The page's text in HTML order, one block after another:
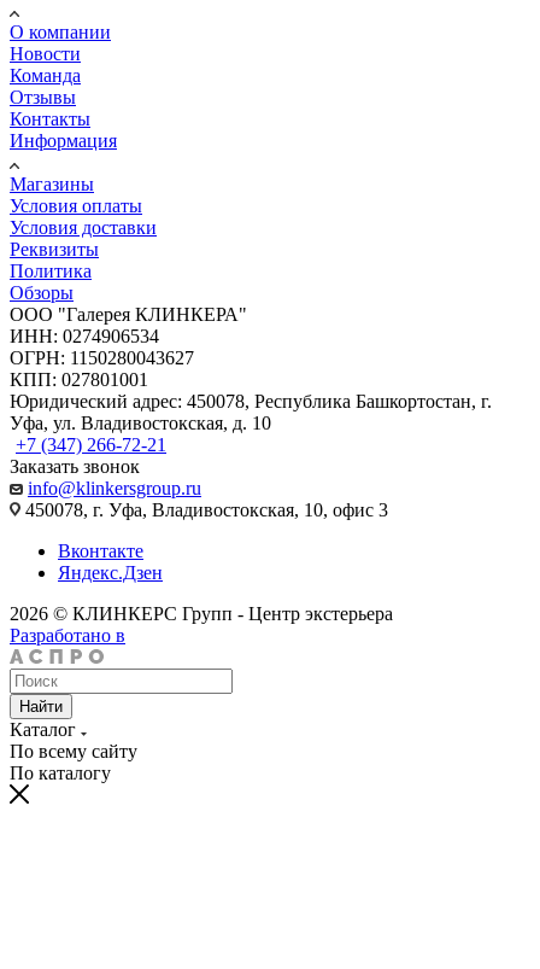
О компании
Новости
Команда
Отзывы
Контакты
Информация
Магазины
Условия оплаты
Условия доставки
Реквизиты
Политика
Обзоры
ООО "Галерея КЛИНКЕРА"
ИНН: 0274906534
ОГРН: 1150280043627
КПП: 027801001
Юридический адрес: 450078, Республика Башкортостан, г.
Уфа, ул. Владивостокская, д. 10
+7 (347) 266-72-21
Заказать звонок
info@klinkersgroup.ru
450078, г. Уфа, Владивостокская, 10, офис 3
Вконтакте
Яндекс.Дзен
2026 © КЛИНКЕРС Групп - Центр экстерьера
Разработано в
Найти
Каталог
По всему сайту
По каталогу